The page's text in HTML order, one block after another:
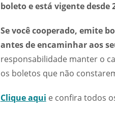
boleto e está vigente desde
Se você cooperado, emite
antes de encaminhar aos
responsabilidade manter o
os boletos que não
Clique aqui e confira todos